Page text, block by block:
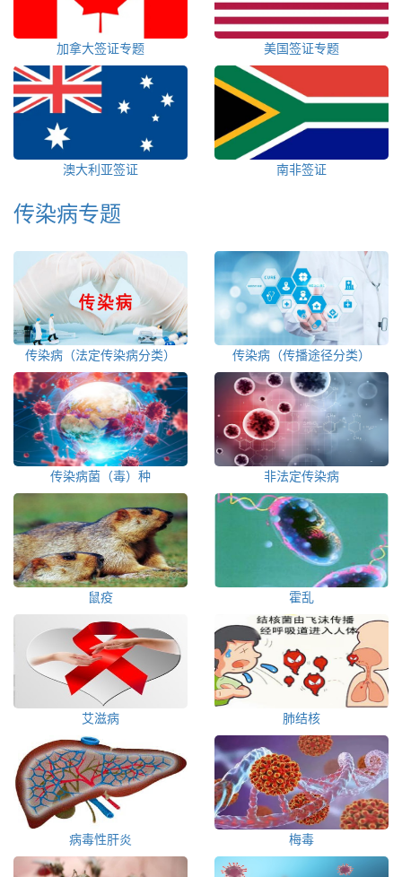
加拿大签证专题 美国签证专题
澳大利亚签证 南非签证
传染病专题
传染病（法定传染病分类） 传染病（传播途径分类）
传染病菌（毒）种 非法定传染病
鼠疫 霍乱
艾滋病 肺结核
病毒性肝炎 梅毒